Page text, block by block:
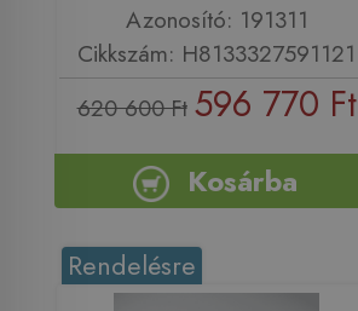
Azonosító: 191311
Cikkszám: H8133327591121
620 600 Ft 596 770 Ft
Kosárba
Rendelésre